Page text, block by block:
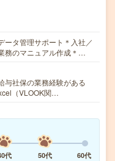
ータ管理サポート＊入社／
務のマニュアル作成＊…
社保の業務経験がある
（VLOOK関…
代 50代
60代